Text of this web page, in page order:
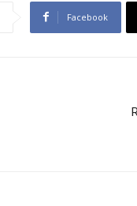
Facebook